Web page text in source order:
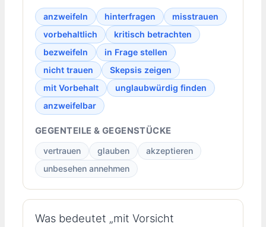
anzweifeln hinterfragen
misstrauen
vorbehaltlich
kritisch betrachten
bezweifeln
in Frage stellen
nicht trauen
Skepsis zeigen
mit Vorbehalt
unglaubwürdig finden
anzweifelbar
GEGENTEILE & GEGENSTÜCKE
vertrauen glauben
akzeptieren
unbesehen annehmen
Was bedeutet „mit Vorsicht